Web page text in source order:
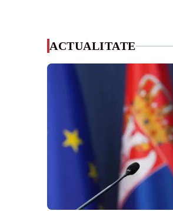
ACTUALITATE